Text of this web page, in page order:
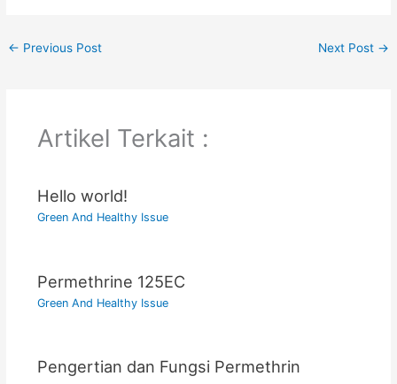
← Previous Post Next Post →
Artikel Terkait :
Hello world!
Green And Healthy Issue
Permethrine 125EC
Green And Healthy Issue
Pengertian dan Fungsi Permethrin